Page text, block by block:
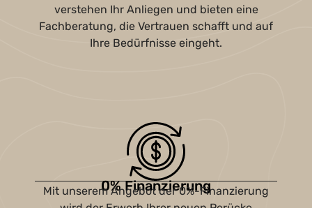
verstehen Ihr Anliegen und bieten eine
Fachberatung, die Vertrauen schafft und auf
Ihre Bedürfnisse eingeht.
0% Finanzierung
Mit unserem Angebot der 0%-Finanzierung